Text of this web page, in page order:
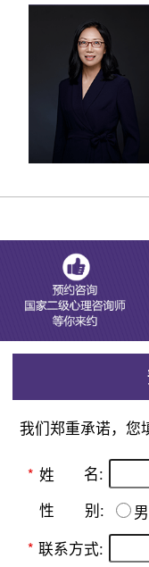
我们郑重承诺，您
* 姓 名:
性 别: 男
* 联系方式: